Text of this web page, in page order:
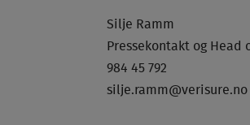
Silje Ramm
Pressekontakt og Head
984 45 792
silje.ramm@verisure.no